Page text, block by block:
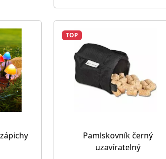
TOP
Pamlskovník černý
uzavíratelný